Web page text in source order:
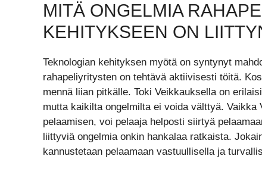
MITÄ ONGELMIA
KEHITYKSEEN ON
Teknologian kehityksen myötä on syntynyt
rahapeliyritysten on tehtävä aktiivisesti töitä.
mennä liian pitkälle. Toki Veikkauksella on
mutta kaikilta ongelmilta ei voida välttyä.
pelaamisen, voi pelaaja helposti siirtyä
liittyviä ongelmia onkin hankalaa ratkaista.
kannustetaan pelaamaan vastuullisella ja